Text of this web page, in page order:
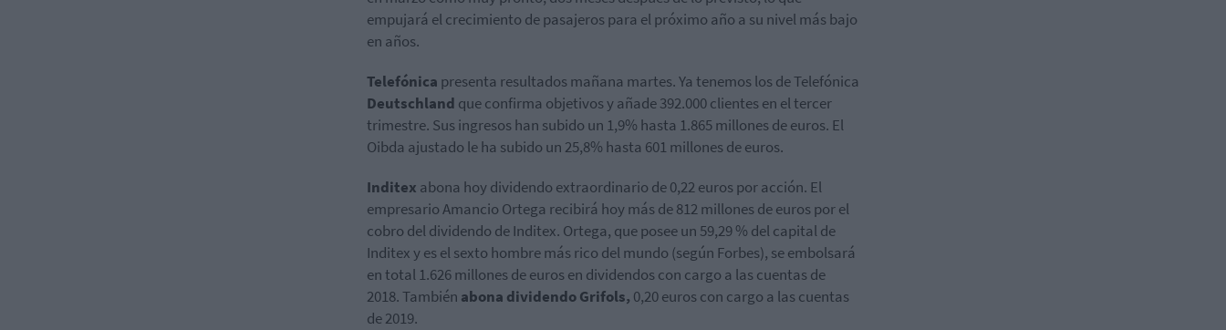
empujará el crecimiento de pasajeros para el próximo año a su nivel más bajo
en años.
Telefónica presenta resultados mañana martes. Ya tenemos los de Telefónica
Deutschland que confirma objetivos y añade 392.000 clientes en el tercer
trimestre. Sus ingresos han subido un 1,9% hasta 1.865 millones de euros. El
Oibda ajustado le ha subido un 25,8% hasta 601 millones de euros.
Inditex abona hoy dividendo extraordinario de 0,22 euros por acción. El
empresario Amancio Ortega recibirá hoy más de 812 millones de euros por el
cobro del dividendo de Inditex. Ortega, que posee un 59,29 % del capital de
Inditex y es el sexto hombre más rico del mundo (según Forbes), se embolsará
en total 1.626 millones de euros en dividendos con cargo a las cuentas de
2018. También abona dividendo Grifols, 0,20 euros con cargo a las cuentas
de 2019.